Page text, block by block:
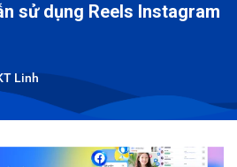
sử dụng Reels Instagram
Linh